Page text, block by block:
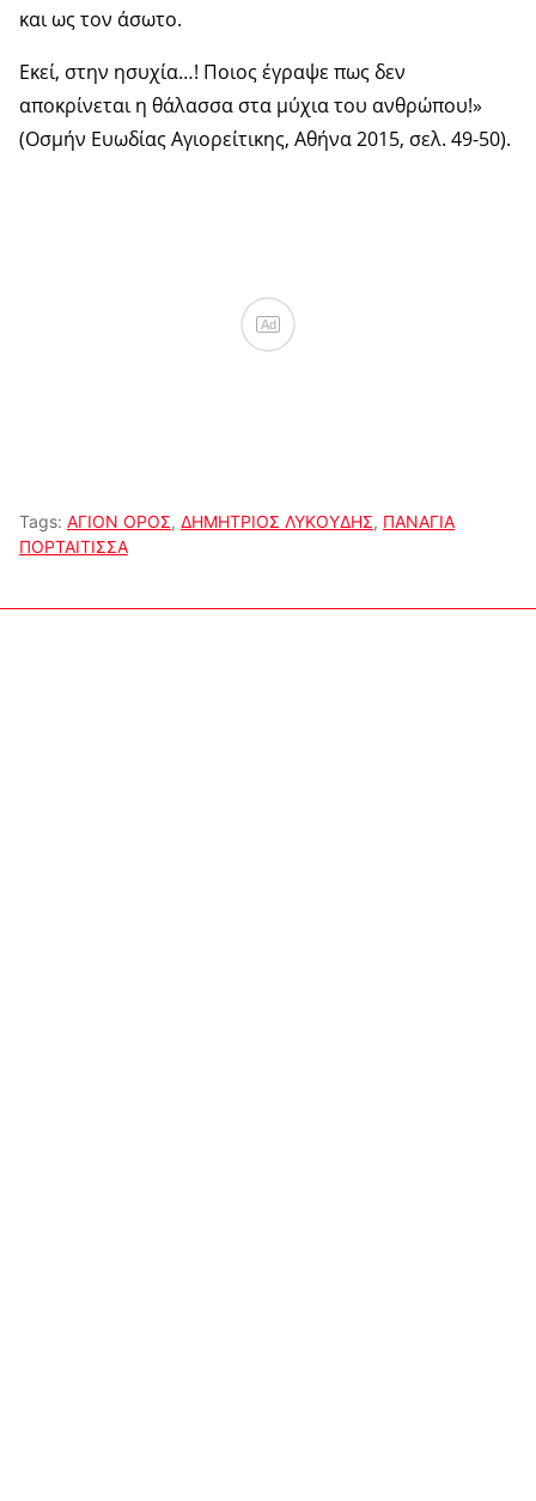
και ως τον άσωτο.
Εκεί, στην ησυχία…! Ποιος έγραψε πως δεν
αποκρίνεται η θάλασσα στα μύχια του ανθρώπου!»
(Οσμήν Ευωδίας Αγιορείτικης, Αθήνα 2015, σελ. 49-50).
Ad
Tags: ΑΓΙΟΝ ΟΡΟΣ, ΔΗΜΗΤΡΙΟΣ ΛΥΚΟΥΔΗΣ, ΠΑΝΑΓΙΑ
ΠΟΡΤΑΙΤΙΣΣΑ